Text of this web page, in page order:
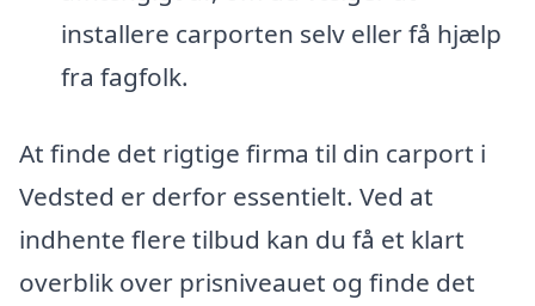
installere carporten selv eller få hjælp
fra fagfolk.
At finde det rigtige firma til din carport i
Vedsted er derfor essentielt. Ved at
indhente flere tilbud kan du få et klart
overblik over prisniveauet og finde det